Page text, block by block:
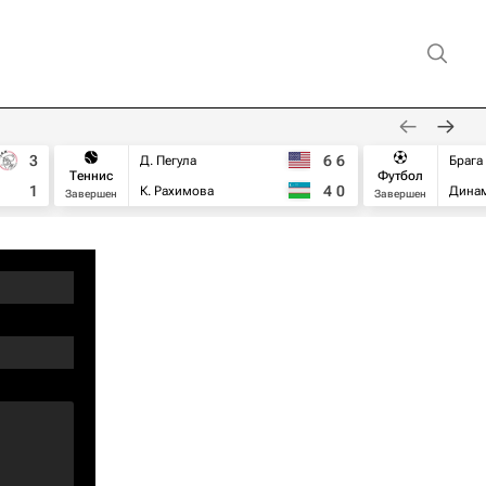
3
1
Теннис
Завершен
Д. Пегула
К. Рахимова
6 6
4 0
Футбол
Завершен
Брага